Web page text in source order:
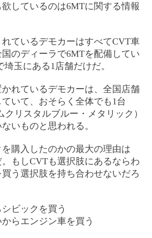
しているのは6MTに関する情報
ているデモカーはすべてCVT車
のディーラで6MTを配備してい
埼玉にある1店舗だけだ。
れているデモカーは、全国店舗
いて、おそらく全体でも1台
クリスタルブルー・メタリック）
いものと思われる。
購入したのかの最大の理由は
もしCVTも選択肢にあるならわ
う選択肢を持ち合わせないだろ
ビックを買う
らエンジン車を買う